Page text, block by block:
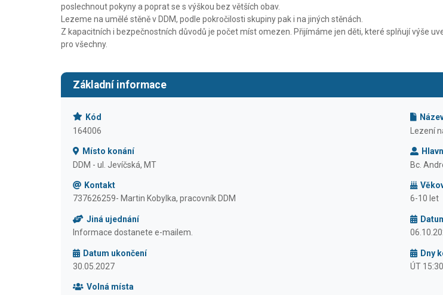
poslechnout pokyny a poprat se s výškou bez větších obav.
Lezeme na umělé stěně v DDM, podle pokročilosti skupiny pak i na jiných stěnách.
Z kapacitních i bezpečnostních důvodů je počet míst omezen. Přijímáme jen děti, které splňují výše
pro všechny.
Základní informace
Kód
164006
Lezení
Místo konání
DDM - ul. Jevíčská, MT
Bc.
Kontakt
737626259- Martin Kobylka, pracovník DDM
6-10 let
Jiná ujednání
Informace dostanete e-mailem.
Datum ukončení
30.05.2027
Dny
ÚT
Volná místa